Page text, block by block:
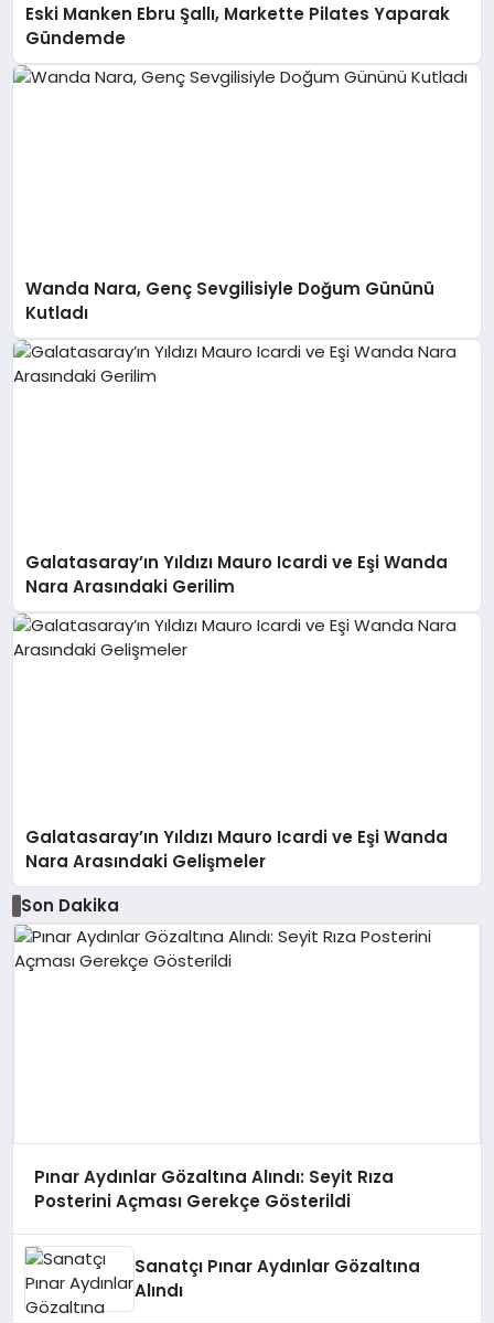
Eski Manken Ebru Şallı, Markette Pilates Yaparak
Gündemde
Wanda Nara, Genç Sevgilisiyle Doğum Gününü
Kutladı
Galatasaray’ın Yıldızı Mauro Icardi ve Eşi Wanda
Nara Arasındaki Gerilim
Galatasaray’ın Yıldızı Mauro Icardi ve Eşi Wanda
Nara Arasındaki Gelişmeler
Son Dakika
Pınar Aydınlar Gözaltına Alındı: Seyit Rıza
Posterini Açması Gerekçe Gösterildi
Sanatçı Pınar Aydınlar Gözaltına
Alındı